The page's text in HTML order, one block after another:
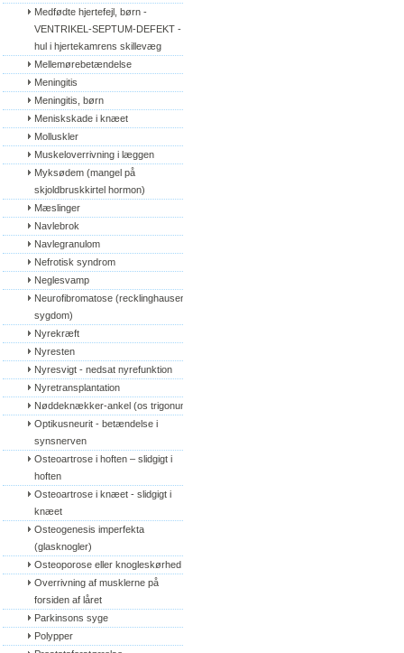
Medfødte hjertefejl, børn -
VENTRIKEL-SEPTUM-DEFEKT -
hul i hjertekamrens skillevæg
Mellemørebetændelse
Meningitis
Meningitis, børn
Meniskskade i knæet
Molluskler
Muskeloverrivning i læggen
Myksødem (mangel på
skjoldbruskkirtel hormon)
Mæslinger
Navlebrok
Navlegranulom
Nefrotisk syndrom
Neglesvamp
Neurofibromatose (recklinghausens
sygdom)
Nyrekræft
Nyresten
Nyresvigt - nedsat nyrefunktion
Nyretransplantation
Nøddeknækker-ankel (os trigonum)
Optikusneurit - betændelse i
synsnerven
Osteoartrose i hoften – slidgigt i
hoften
Osteoartrose i knæet - slidgigt i
knæet
Osteogenesis imperfekta
(glasknogler)
Osteoporose eller knogleskørhed
Overrivning af musklerne på
forsiden af låret
Parkinsons syge
Polypper